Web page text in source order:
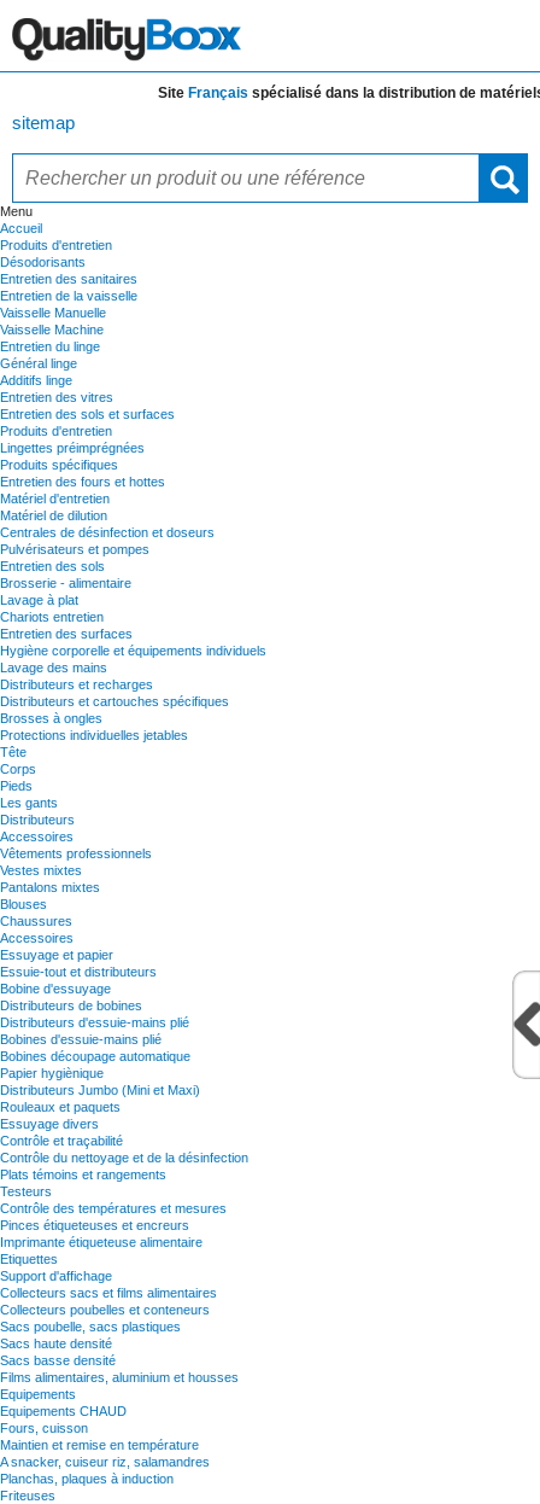
SiteFrançaisspécialisé dans la distribution dematériels
sitemap
Menu
Accueil
Produits d'entretien
Désodorisants
Entretien des sanitaires
Entretien de la vaisselle
Vaisselle Manuelle
Vaisselle Machine
Entretien du linge
Général linge
Additifs linge
Entretien des vitres
Entretien des sols et surfaces
Produits d'entretien
Lingettes préimprégnées
Produits spécifiques
Entretien des fours et hottes
Matériel d'entretien
Matériel de dilution
Centrales de désinfection et doseurs
Pulvérisateurs et pompes
Entretien des sols
Brosserie - alimentaire
Lavage à plat
Chariots entretien
Entretien des surfaces
Hygiène corporelle et équipements individuels
Lavage des mains
Distributeurs et recharges
Distributeurs et cartouches spécifiques
Brosses à ongles
Protections individuelles jetables
Tête
Corps
Pieds
Les gants
Distributeurs
Accessoires
Vêtements professionnels
Vestes mixtes
Pantalons mixtes
Blouses
Chaussures
Accessoires
Essuyage et papier
Essuie-tout et distributeurs
Bobine d'essuyage
Distributeurs de bobines
Distributeurs d'essuie-mains plié
Bobines d'essuie-mains plié
Bobines découpage automatique
Papier hygiènique
Distributeurs Jumbo (Mini et Maxi)
Rouleaux et paquets
Essuyage divers
Contrôle et traçabilité
Contrôle du nettoyage et de la désinfection
Plats témoins et rangements
Testeurs
Contrôle des températures et mesures
Pinces étiqueteuses et encreurs
Imprimante étiqueteuse alimentaire
Etiquettes
Support d'affichage
Collecteurs sacs et films alimentaires
Collecteurs poubelles et conteneurs
Sacs poubelle, sacs plastiques
Sacs haute densité
Sacs basse densité
Films alimentaires, aluminium et housses
Equipements
Equipements CHAUD
Fours, cuisson
Maintien et remise en température
A snacker, cuiseur riz, salamandres
Planchas, plaques à induction
Friteuses